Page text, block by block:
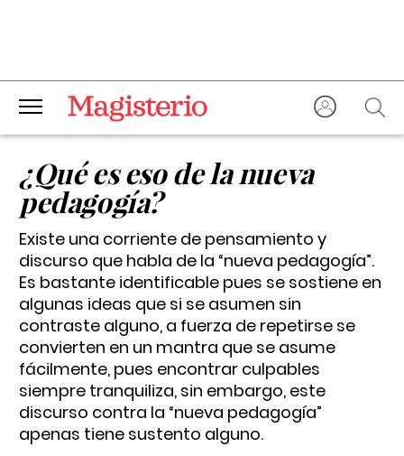
¿Qué es eso de la nueva
pedagogía?
Existe una corriente de pensamiento y
discurso que habla de la “nueva pedagogía”.
Es bastante identificable pues se sostiene en
algunas ideas que si se asumen sin
contraste alguno, a fuerza de repetirse se
convierten en un mantra que se asume
fácilmente, pues encontrar culpables
siempre tranquiliza, sin embargo, este
discurso contra la “nueva pedagogía”
apenas tiene sustento alguno.